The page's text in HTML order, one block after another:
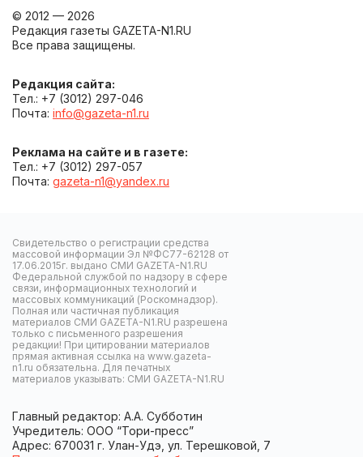
© 2012 — 2026
Редакция газеты GAZETA-N1.RU
Все права защищены.
Редакция сайта:
Тел.: +7 (3012) 297-046
Почта: info@gazeta-n1.ru
Реклама на сайте и в газете:
Тел.: +7 (3012) 297-057
Почта: gazeta-n1@yandex.ru
Свидетельство о регистрации средства
массовой информации Эл №ФС77-62128 от
17.06.2015г. выдано СМИ GAZETA-N1.RU
Федеральной службой по надзору в сфере
связи, информационных технологий и
массовых коммуникаций (Роскомнадзор).
Полная или частичная публикация
материалов СМИ GAZETA-N1.RU разрешена
только с письменного разрешения
редакции! При цитировании материалов
прямая активная ссылка на www.gazeta-
n1.ru обязательна. Для печатных
материалов указывать: СМИ GAZETA-N1.RU
Главный редактор: А.А. Субботин
Учредитель: ООО “Тори-пресс”
Адрес: 670031 г. Улан-Удэ, ул. Терешковой, 7